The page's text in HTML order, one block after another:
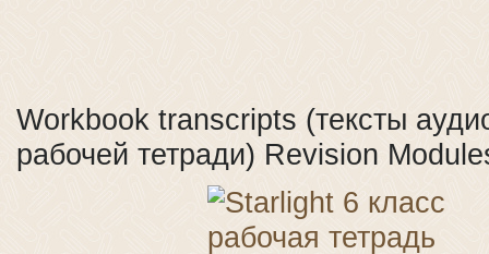
Workbook transcripts (тексты
рабочей тетради) Revision